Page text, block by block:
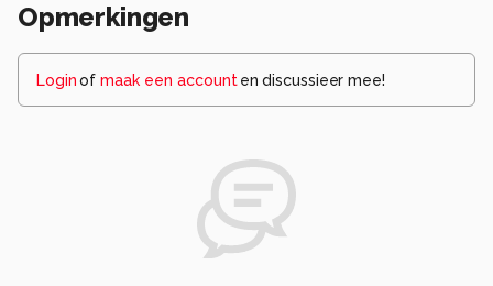
Opmerkingen
Loginof maak een account en discussieer mee!